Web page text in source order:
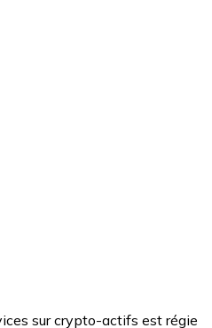
sur crypto-actifs est régie